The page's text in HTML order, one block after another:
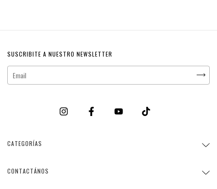
SUSCRIBITE A NUESTRO NEWSLETTER
CATEGORÍAS
CONTACTÁNOS